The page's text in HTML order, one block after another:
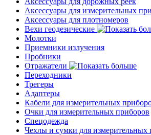
Аксессуары для измерительных
Аксессуары для плотномеров
Вехи геодезические
Молотки
Приемники излучения
Пробники
Отражатели
Переходники
Трегеры
Адаптеры
Кабели для измерительных
Очки для измерительных приборов
Спецодежда
Чехлы и сумки для измерительных